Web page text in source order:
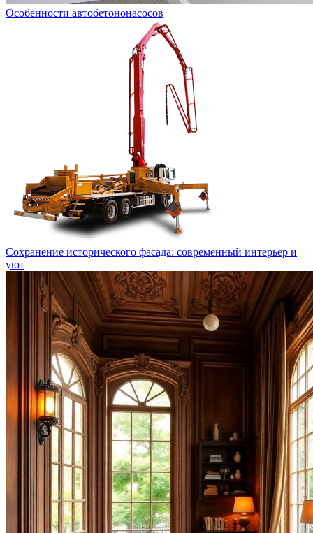
Особенности автобетононасосов
Сохранение исторического фасада: современный интерьер и
уют